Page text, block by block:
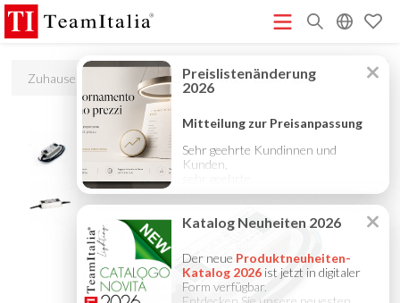
R
Preisliste – Juli 2026(513K) Katalog Neuheiten 2026
CATALOGUE 2025(12M) TECHNICAL CATALOGUE 2025
COMPANY PROFILE ITA (3M) COMPANY PROFILE GB(3M) COMPANY
PROFILE DE
StarTeam 1 (Einführung) (16M)
StarTeam 2
(Produkt)(15M) ★Touch-Dim and Synchronization Instructions
Zuhause Zubehör On/off 24vdc / 100w / ip6x